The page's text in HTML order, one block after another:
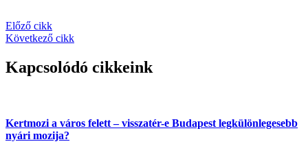
Előző cikk
Következő cikk
Kapcsolódó cikkeink
Kertmozi a város felett – visszatér-e Budapest legkülönlegesebb
nyári mozija?